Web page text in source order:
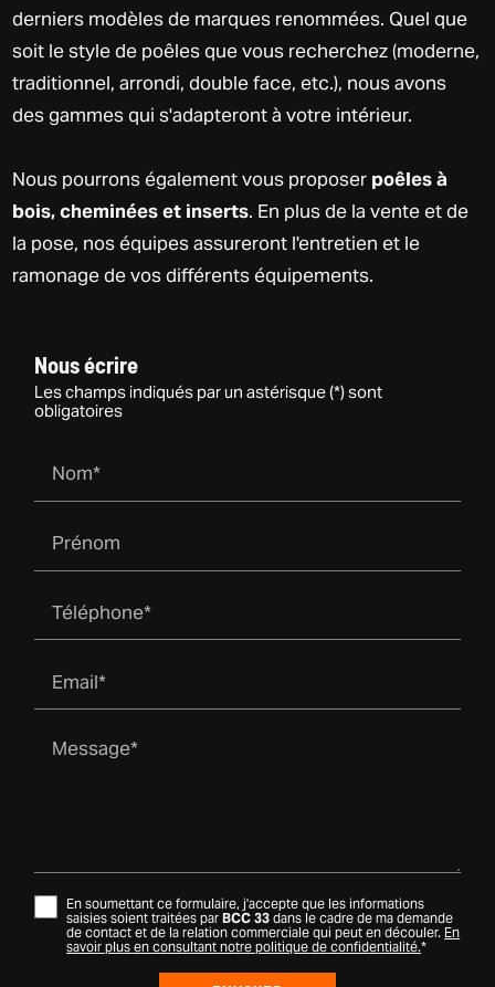
derniers modèles de marques renommées. Quel que
soit le style de poêles que vous recherchez (moderne,
traditionnel, arrondi, double face, etc.), nous avons
des gammes qui s'adapteront à votre intérieur.
Nous pourrons également vous proposer poêles à
bois, cheminées et inserts. En plus de la vente et de
la pose, nos équipes assureront l'entretien et le
ramonage de vos différents équipements.
Nous écrire
Les champs indiqués par un astérisque (*) sont
obligatoires
Nom*
Prénom
Téléphone*
Email*
Message*
En soumettant ce formulaire, j'accepte que les informations
saisies soient traitées parBCC 33dans le cadre de ma demande
de contact et de la relation commerciale qui peut en découler. En
savoir plus en consultant notre politique de confidentialité.*